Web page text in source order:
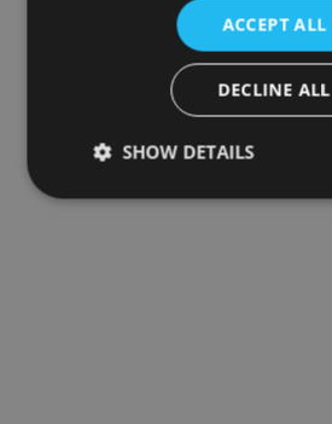
ACCEPT ALL
DECLINE ALL
SHOW DETAILS